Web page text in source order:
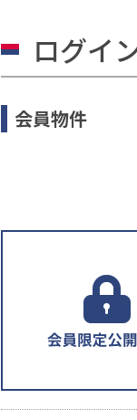
ログイ
会員物件